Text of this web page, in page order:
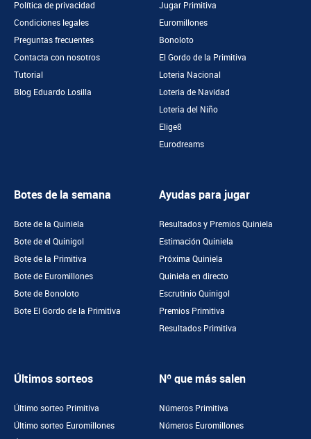
Política de privacidad
Condiciones legales
Preguntas frecuentes
Contacta con nosotros
Tutorial
Blog Eduardo Losilla
Jugar Primitiva
Euromillones
Bonoloto
El Gordo de la Primitiva
Loteria Nacional
Loteria de Navidad
Loteria del Niño
Elige8
Eurodreams
Botes de la semana
Bote de la Quiniela
Bote de el Quinigol
Bote de la Primitiva
Bote de Euromillones
Bote de Bonoloto
Bote El Gordo de la Primitiva
Ayudas para jugar
Resultados y Premios Quiniela
Estimación Quiniela
Próxima Quiniela
Quiniela en directo
Escrutinio Quinigol
Premios Primitiva
Resultados Primitiva
Últimos sorteos
Último sorteo Primitiva
Último sorteo Euromillones
Nº que más salen
Números Primitiva
Números Euromillones